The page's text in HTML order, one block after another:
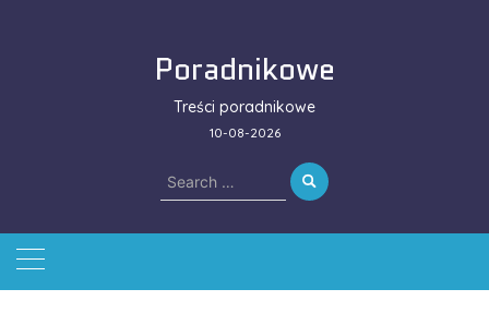
Poradnikowe
Treści poradnikowe
10-08-2026
Search
for: